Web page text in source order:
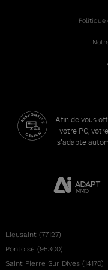
Politique
Afin de vous
votre PC,
s'adapte
Lieusaint (77127)
Pontoise (95300)
Saint Pierre Sur Dives (14170)